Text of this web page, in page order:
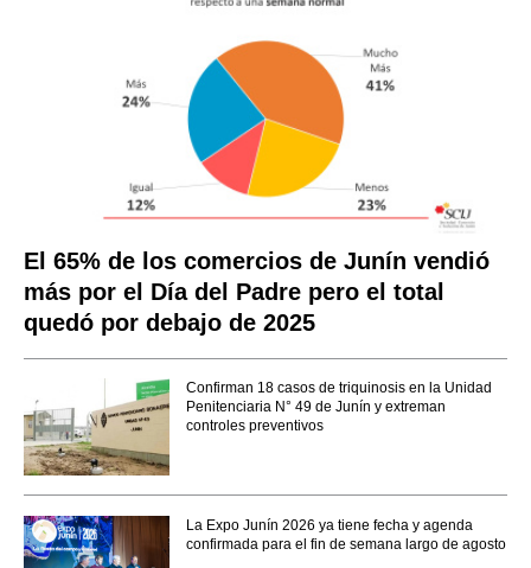
El 65% de los comercios de Junín vendió
más por el Día del Padre pero el total
quedó por debajo de 2025
Confirman 18 casos de triquinosis en la Unidad
Penitenciaria N° 49 de Junín y extreman
controles preventivos
La Expo Junín 2026 ya tiene fecha y agenda
confirmada para el fin de semana largo de agosto